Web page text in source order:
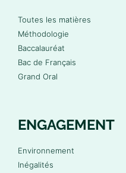
Toutes les matières
Méthodologie
Baccalauréat
Bac de Français
Grand Oral
ENGAGEMENT
Environnement
Inégalités